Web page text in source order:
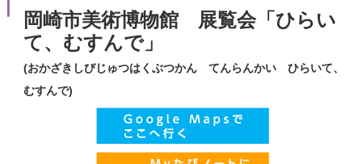
岡崎市美術博物館 展覧会「ひらい
て、むすんで」
(おかざきしびじゅつはくぶつかん てんらんかい ひらいて、
むすんで)